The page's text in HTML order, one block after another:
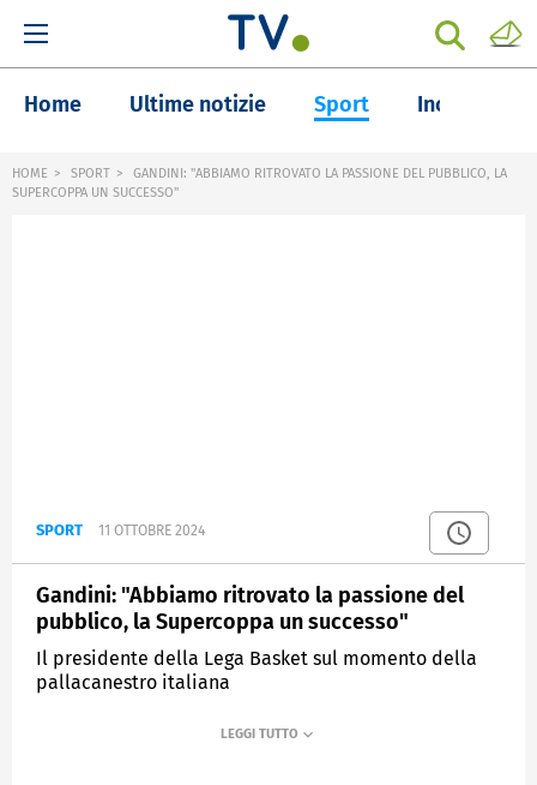
Home Ultime notizie Sport Inchieste
HOME SPORT
GANDINI: "ABBIAMO RITROVATO LA PASSIONE DEL PUBBLICO, LA
SUPERCOPPA UN SUCCESSO"
SPORT 11 OTTOBRE 2024
Gandini: "Abbiamo ritrovato la passione del
pubblico, la Supercoppa un successo"
Il presidente della Lega Basket sul momento della
pallacanestro italiana
SPORTMEDIASET